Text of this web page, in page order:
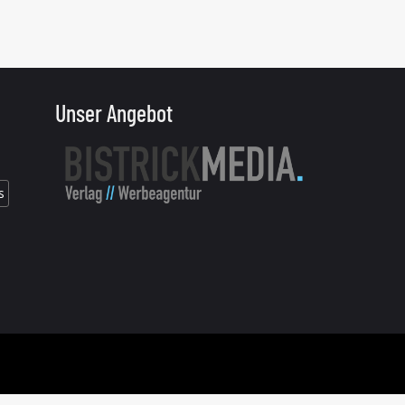
Unser Angebot